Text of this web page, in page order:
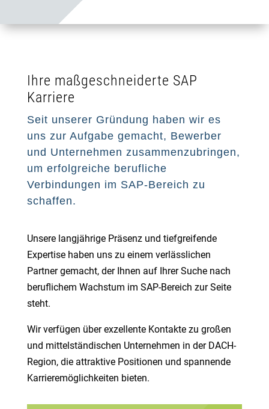
Ihre maßgeschneiderte SAP
Karriere
Seit unserer Gründung haben wir es
uns zur Aufgabe gemacht, Bewerber
und Unternehmen zusammenzubringen,
um erfolgreiche berufliche
Verbindungen im SAP-Bereich zu
schaffen.
Unsere langjährige Präsenz und tiefgreifende
Expertise haben uns zu einem verlässlichen
Partner gemacht, der Ihnen auf Ihrer Suche nach
beruflichem Wachstum im SAP-Bereich zur Seite
steht.
Wir verfügen über exzellente Kontakte zu großen
und mittelständischen Unternehmen in der DACH-
Region, die attraktive Positionen und spannende
Karrieremöglichkeiten bieten.